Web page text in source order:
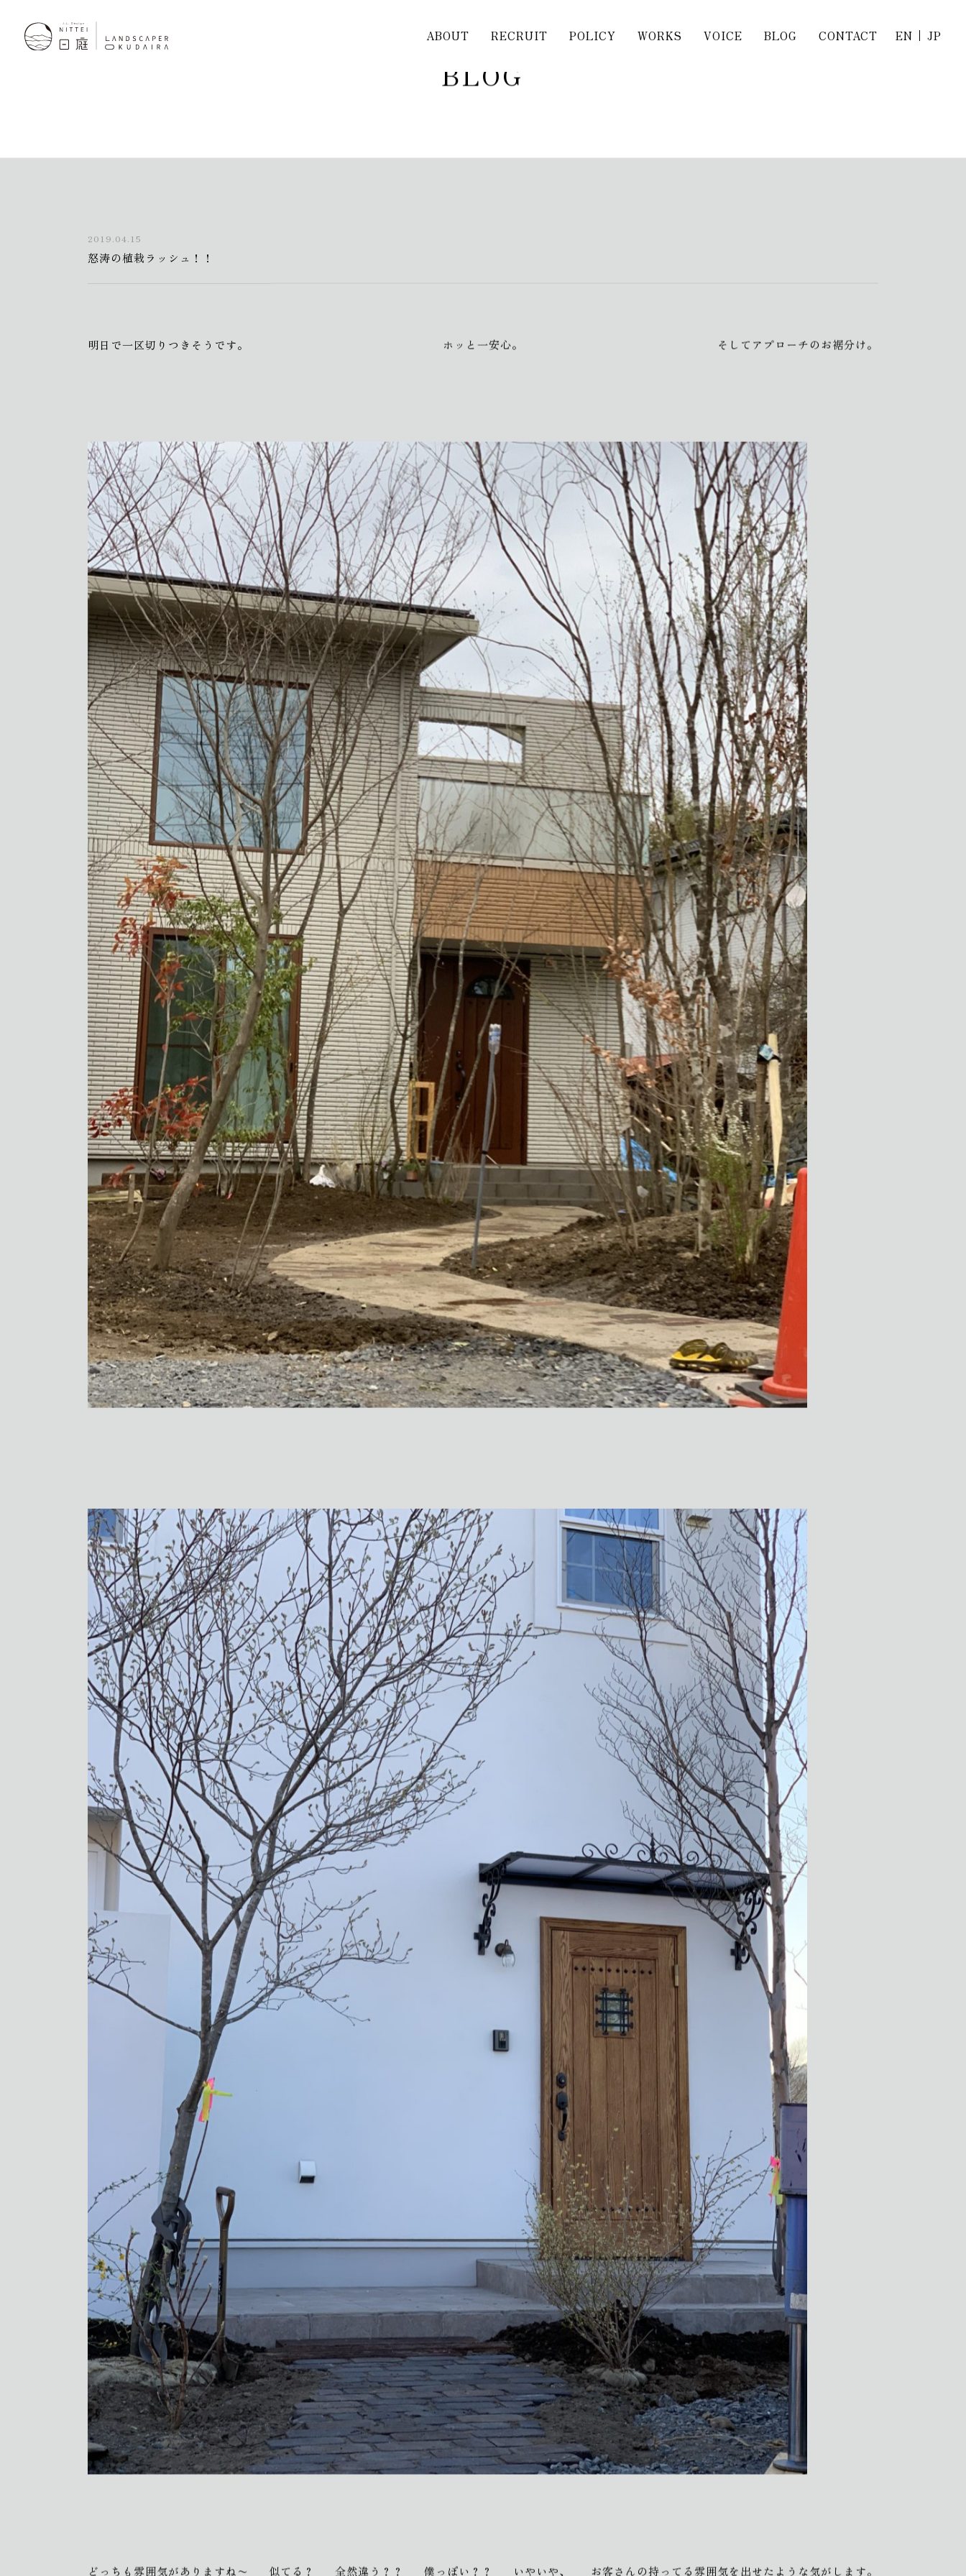
ABOUT RECRUIT POLICY WORKS VOICE BLOG CONTACT EN JP
BLOG
怒涛の植栽ラッシュ！！